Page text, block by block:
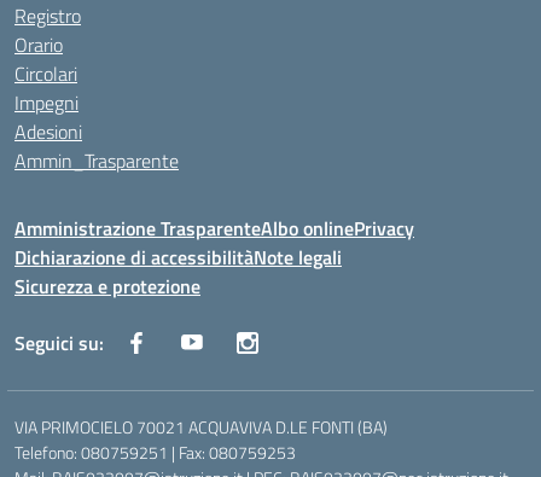
Registro
Orario
Circolari
Impegni
Adesioni
Ammin_Trasparente
Amministrazione TrasparenteAlbo onlinePrivacy
Dichiarazione di accessibilitàNote legali
Sicurezza e protezione
Seguici su:
VIA PRIMOCIELO 70021 ACQUAVIVA D.LE FONTI (BA)
Telefono: 080759251 | Fax: 080759253